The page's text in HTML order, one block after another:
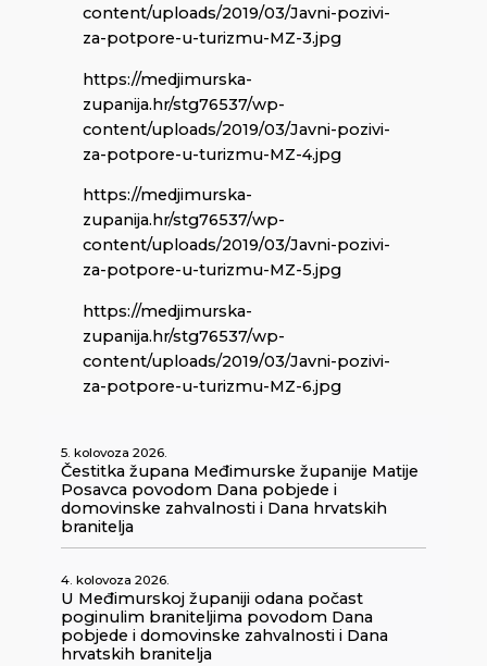
content/uploads/2019/03/Javni-pozivi-
za-potpore-u-turizmu-MZ-3.jpg
https://medjimurska-
zupanija.hr/stg76537/wp-
content/uploads/2019/03/Javni-pozivi-
za-potpore-u-turizmu-MZ-4.jpg
https://medjimurska-
zupanija.hr/stg76537/wp-
content/uploads/2019/03/Javni-pozivi-
za-potpore-u-turizmu-MZ-5.jpg
https://medjimurska-
zupanija.hr/stg76537/wp-
content/uploads/2019/03/Javni-pozivi-
za-potpore-u-turizmu-MZ-6.jpg
5. kolovoza 2026.
Čestitka župana Međimurske županije Matije
Posavca povodom Dana pobjede i
domovinske zahvalnosti i Dana hrvatskih
branitelja
4. kolovoza 2026.
U Međimurskoj županiji odana počast
poginulim braniteljima povodom Dana
pobjede i domovinske zahvalnosti i Dana
hrvatskih branitelja